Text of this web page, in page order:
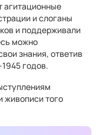
агитационные
и слоганы
и поддерживали
можно
знания, ответив
годов.
живописи того